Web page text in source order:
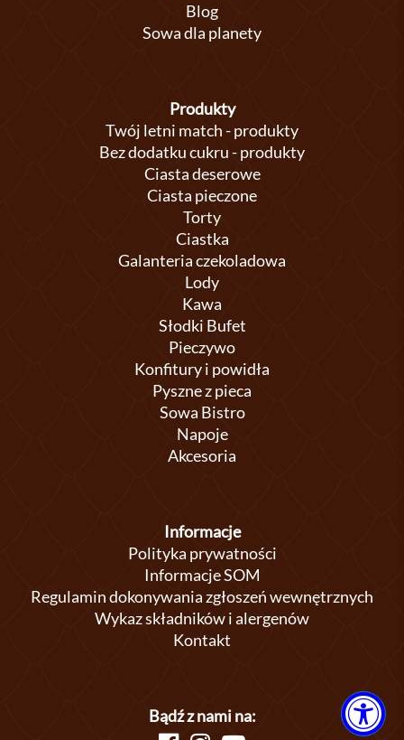
Blog
Sowa dla planety
Produkty
Twój letni match - produkty
Bez dodatku cukru - produkty
Ciasta deserowe
Ciasta pieczone
Torty
Ciastka
Galanteria czekoladowa
Lody
Kawa
Słodki Bufet
Pieczywo
Konfitury i powidła
Pyszne z pieca
Sowa Bistro
Napoje
Akcesoria
Informacje
Polityka prywatności
Informacje SOM
Regulamin dokonywania zgłoszeń wewnętrznych
Wykaz składników i alergenów
Kontakt
Bądź z nami na: